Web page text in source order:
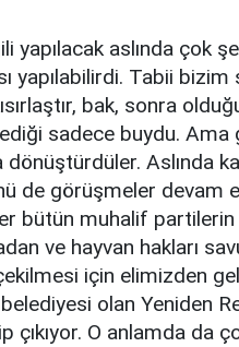
yapılacak aslında çok
yapılabilirdi. Tabii
bak, sonra
sadece buydu.
dönüştürdüler. Aslında
de görüşmeler devam
bütün muhalif
ve hayvan hakları
için elimizden
olan Yeniden
çıkıyor. O anlamda da